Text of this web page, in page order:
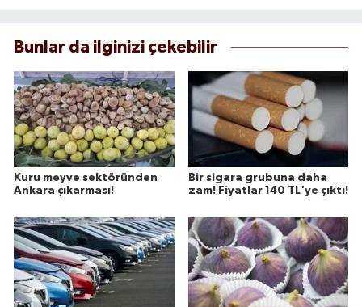
Bunlar da ilginizi çekebilir
Kuru meyve sektöründen
Ankara çıkarması!
Bir sigara grubuna daha
zam! Fiyatlar 140 TL'ye çıktı!